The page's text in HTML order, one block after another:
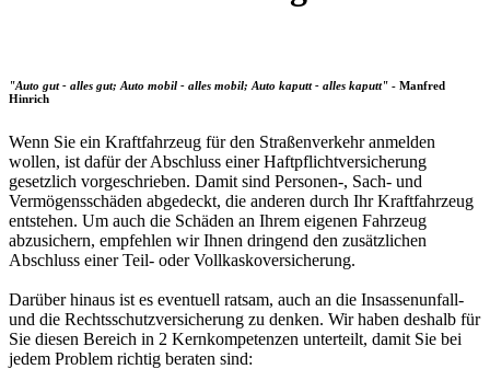
"Auto gut - alles gut; Auto mobil - alles mobil; Auto kaputt - alles kaputt" - Manfred
Hinrich
Wenn Sie ein Kraftfahrzeug für den Straßenverkehr anmelden
wollen, ist dafür der Abschluss einer Haftpflichtversicherung
gesetzlich vorgeschrieben. Damit sind Personen-, Sach- und
Vermögensschäden abgedeckt, die anderen durch Ihr Kraftfahrzeug
entstehen. Um auch die Schäden an Ihrem eigenen Fahrzeug
abzusichern, empfehlen wir Ihnen dringend den zusätzlichen
Abschluss einer Teil- oder Vollkaskoversicherung.
Darüber hinaus ist es eventuell ratsam, auch an die Insassenunfall-
und die Rechtsschutzversicherung zu denken. Wir haben deshalb für
Sie diesen Bereich in 2 Kernkompetenzen unterteilt, damit Sie bei
jedem Problem richtig beraten sind: